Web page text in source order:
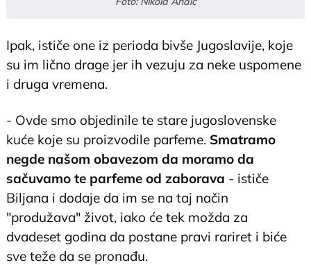
Ipak, ističe one iz perioda bivše Jugoslavije, koje
su im lično drage jer ih vezuju za neke uspomene
i druga vremena.
- Ovde smo objedinile te stare jugoslovenske
kuće koje su proizvodile parfeme. Smatramo
negde našom obavezom da moramo da
sačuvamo te parfeme od zaborava - ističe
Biljana i dodaje da im se na taj način
"produžava" život, iako će tek možda za
dvadeset godina da postane pravi rariret i biće
sve teže da se pronađu.